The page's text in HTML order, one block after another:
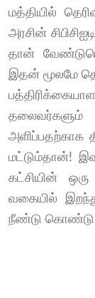
மத்தியில்
அரசின்
தான்
இதன் மூலமே
அளிப்பதற்காக
மட்டும்தான்!
கட்சியின் ஒரு
வகையில்
நீண்டு கொண்டு